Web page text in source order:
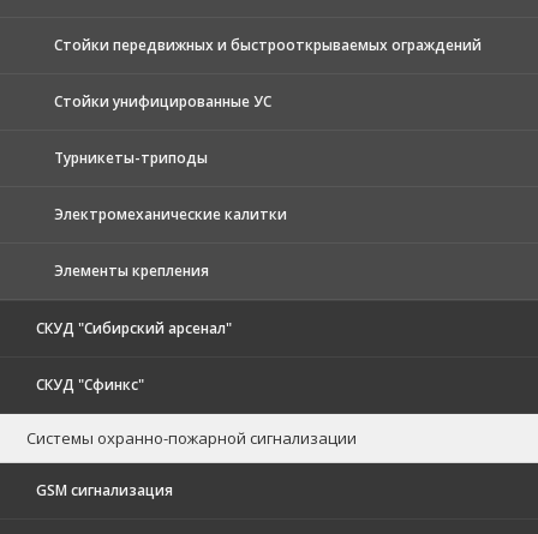
Стойки передвижных и быстрооткрываемых ограждений
Стойки унифицированные УС
Турникеты-триподы
Электромеханические калитки
Элементы крепления
СКУД "Сибирский арсенал"
СКУД "Сфинкс"
Системы охранно-пожарной сигнализации
GSM сигнализация